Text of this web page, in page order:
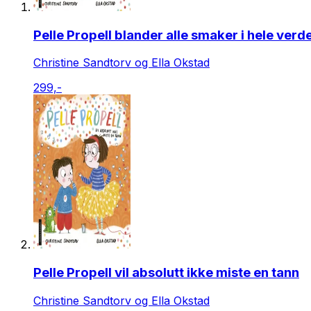
Pelle Propell blander alle smaker i hele
Christine Sandtorv og Ella Okstad
299,-
Pelle Propell vil absolutt ikke miste en tann
Christine Sandtorv og Ella Okstad